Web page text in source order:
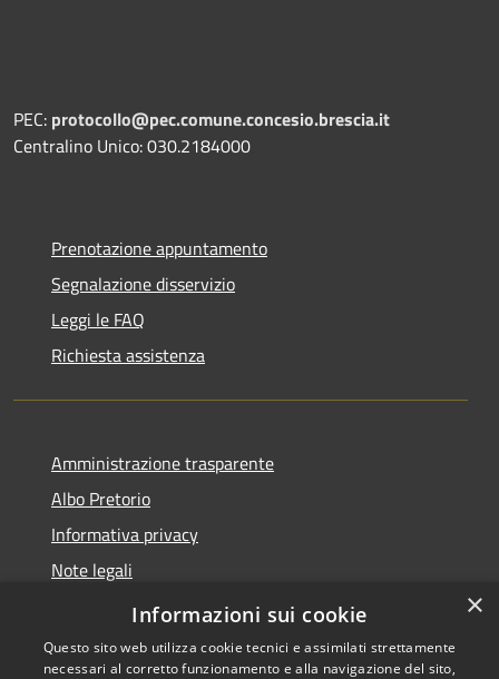
PEC: protocollo@pec.comune.concesio.brescia.it
Centralino Unico: 030.2184000
Prenotazione appuntamento
Segnalazione disservizio
Leggi le FAQ
Richiesta assistenza
Amministrazione trasparente
Albo Pretorio
Informativa privacy
Note legali
Dichiarazione di accessibilità
×
Informazioni sui cookie
Questo sito web utilizza cookie tecnici e assimilati strettamente
necessari al corretto funzionamento e alla navigazione del sito,